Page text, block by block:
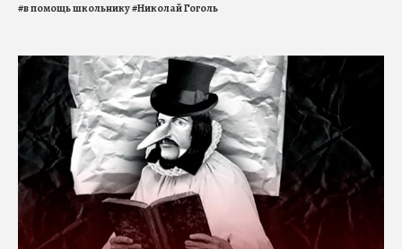
#в помощь школьнику#Николай Гоголь